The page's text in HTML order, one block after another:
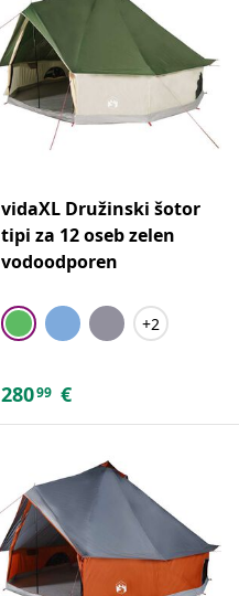
vidaXL Družinski šotor
tipi za 12 oseb zelen
vodoodporen
+2
28099 €